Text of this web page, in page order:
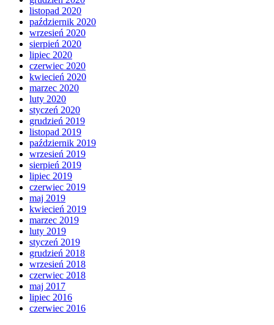
listopad 2020
październik 2020
wrzesień 2020
sierpień 2020
lipiec 2020
czerwiec 2020
kwiecień 2020
marzec 2020
luty 2020
styczeń 2020
grudzień 2019
listopad 2019
październik 2019
wrzesień 2019
sierpień 2019
lipiec 2019
czerwiec 2019
maj 2019
kwiecień 2019
marzec 2019
luty 2019
styczeń 2019
grudzień 2018
wrzesień 2018
czerwiec 2018
maj 2017
lipiec 2016
czerwiec 2016